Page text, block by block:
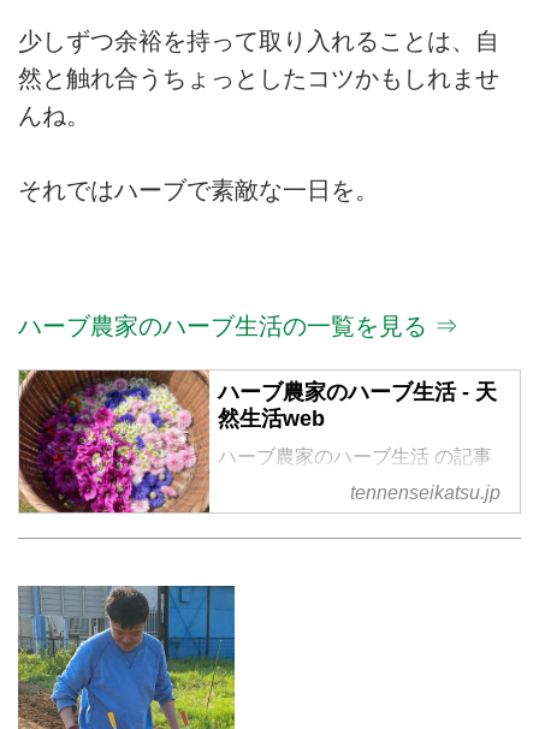
少しずつ余裕を持って取り入れることは、自
然と触れ合うちょっとしたコツかもしれませ
んね。
それではハーブで素敵な一日を。
ハーブ農家のハーブ生活の一覧を見る ⇒
ハーブ農家のハーブ生活 - 天
然生活web
ハーブ農家のハーブ生活 の記事
tennenseikatsu.jp